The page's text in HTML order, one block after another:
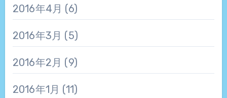
2016年4月 (6)
2016年3月 (5)
2016年2月 (9)
2016年1月 (11)